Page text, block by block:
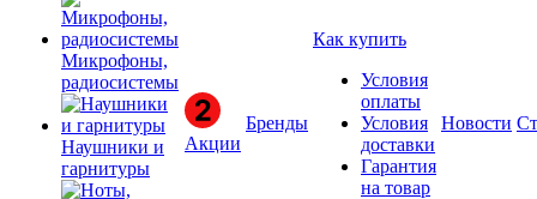
Микрофоны,
радиосистемы
Наушники и
гарнитуры
Акции
Бренды
Как купить
Условия
оплаты
Условия
доставки
Гарантия
на товар
Новости